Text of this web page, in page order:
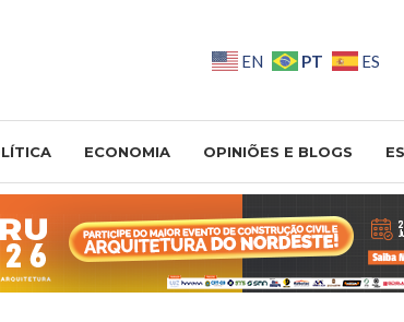
EN PT ES
ECONOMIA OPINIÕES E BLOGS